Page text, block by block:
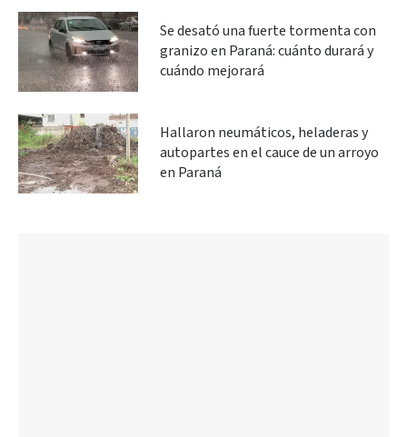
Se desató una fuerte tormenta con
granizo en Paraná: cuánto durará y
cuándo mejorará
Hallaron neumáticos, heladeras y
autopartes en el cauce de un arroyo
en Paraná